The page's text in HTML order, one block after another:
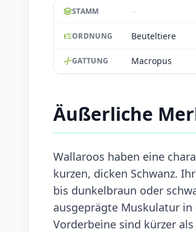
STAMM --
ORDNUNG Beuteltiere
GATTUNG Macropus
Äußerliche
Wallaroos haben eine
kurzen, dicken Schwanz.
bis dunkelbraun oder
ausgeprägte Muskulatur
Vorderbeine sind kürzer